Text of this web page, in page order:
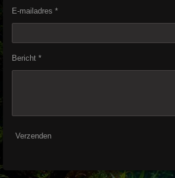
E-mailadres *
Bericht *
Verzenden